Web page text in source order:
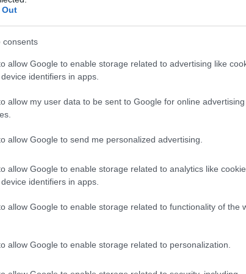
consents
allow Google to enable storage related to advertising like
identifiers in apps.
allow my user data to be sent to Google for online advertising
allow Google to send me personalized advertising.
allow Google to enable storage related to analytics like
identifiers in apps.
allow Google to enable storage related to functionality of the
allow Google to enable storage related to personalization.
News